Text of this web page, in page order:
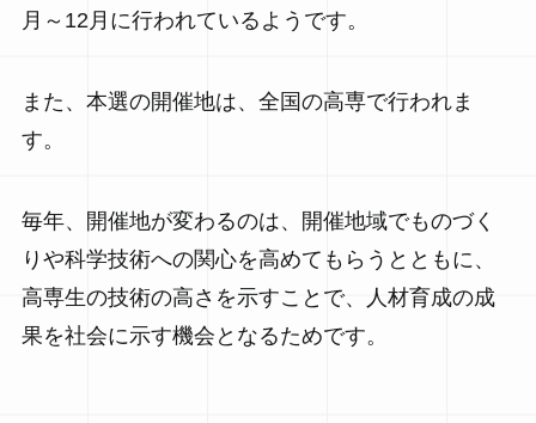
月～12月に行われているようです。
また、本選の開催地は、全国の高専で行われま
す。
毎年、開催地が変わるのは、開催地域でものづく
りや科学技術への関心を高めてもらうとともに、
高専生の技術の高さを示すことで、人材育成の成
果を社会に示す機会となるためです。